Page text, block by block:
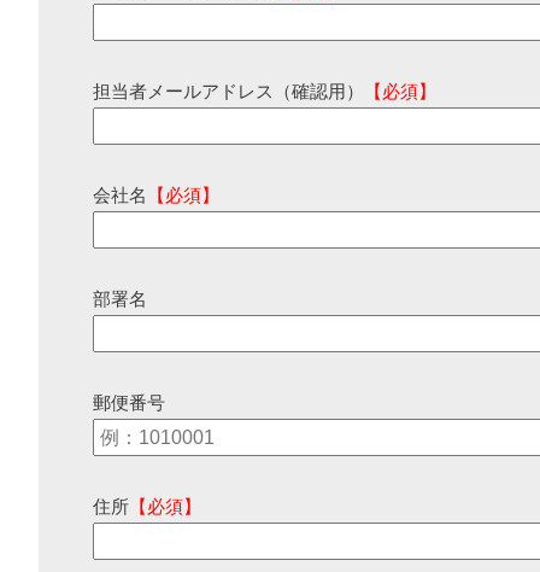
担当者メールアドレス（確認用） 【必須】
会社名 【必須】
部署名
郵便番号
住所 【必須】